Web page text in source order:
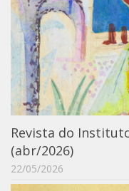
Acervo
Arquivo
Sobre
Catálogo on-
Consulta/
Ações e
Eventos
6º
Revista do
(abr/2026)
22/05/2026